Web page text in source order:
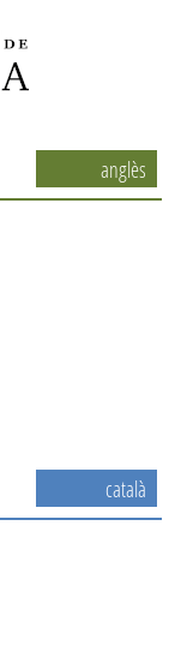
anglès
català